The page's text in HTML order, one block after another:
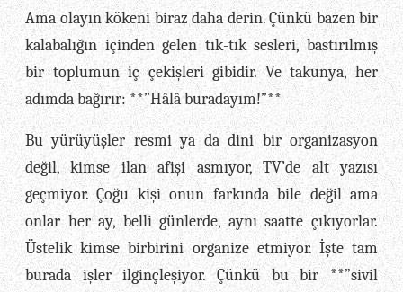
Ama olayın kökeni biraz daha derin. Çünkü bazen bir
kalabalığın içinden gelen tık-tık sesleri, bastırılmış
bir toplumun iç çekişleri gibidir. Ve takunya, her
adımda bağırır: **”Hâlâ buradayım!”**
Bu yürüyüşler resmi ya da dini bir organizasyon
değil, kimse ilan afişi asmıyor, TV’de alt yazısı
geçmiyor. Çoğu kişi onun farkında bile değil ama
onlar her ay, belli günlerde, aynı saatte çıkıyorlar.
Üstelik kimse birbirini organize etmiyor. İşte tam
burada işler ilginçleşiyor. Çünkü bu bir **”sivil